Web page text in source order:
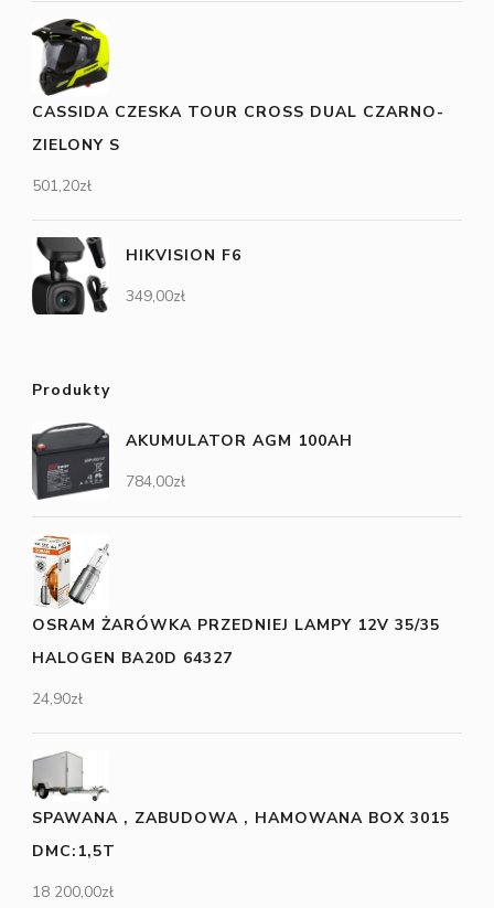
CASSIDA CZESKA TOUR CROSS DUAL CZARNO-
ZIELONY S
501,20zł
HIKVISION F6
349,00zł
Produkty
AKUMULATOR AGM 100AH
784,00zł
OSRAM ŻARÓWKA PRZEDNIEJ LAMPY 12V 35/35
HALOGEN BA20D 64327
24,90zł
SPAWANA , ZABUDOWA , HAMOWANA BOX 3015
DMC:1,5T
18 200,00zł